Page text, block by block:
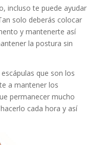
incluso te puede ayudar
solo deberás colocar
y mantenerte así
la postura sin
que son los
a mantener los
permanecer mucho
cada hora y así